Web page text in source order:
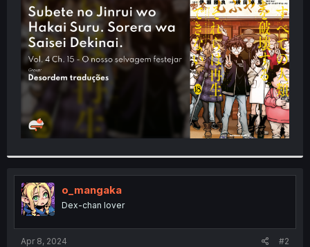
t
e
r
o_mangaka
Dex-chan lover
Apr 8, 2024 #2